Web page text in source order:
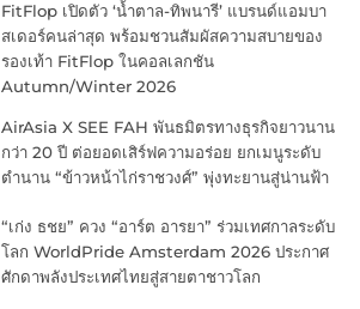
FitFlop เปิดตัว ‘น้ำตาล-ทิพนารี’ แบรนด์แอมบา
สเดอร์คนล่าสุด พร้อมชวนสัมผัสความสบายของ
รองเท้า FitFlop ในคอลเลกชัน
Autumn/Winter 2026
AirAsia X SEE FAH พันธมิตรทางธุรกิจยาวนาน
กว่า 20 ปี ต่อยอดเสิร์ฟความอร่อย ยกเมนูระดับ
ตำนาน “ข้าวหน้าไก่ราชวงศ์” พุ่งทะยานสู่น่านฟ้า
“เก่ง ธชย” ควง “อาร์ต อารยา” ร่วมเทศกาลระดับ
โลก WorldPride Amsterdam 2026 ประกาศ
ศักดาพลังประเทศไทยสู่สายตาชาวโลก